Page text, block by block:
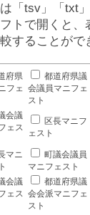
「tsv」「txt
トで開くと、
することがで
府県
フェ
都道府県議
会議員マニフェ
スト
会議
ェス
区長マニフ
ェスト
マニ
町議会議員
マニフェスト
会議
ェス
都道府県議
会会派マニフェ
スト